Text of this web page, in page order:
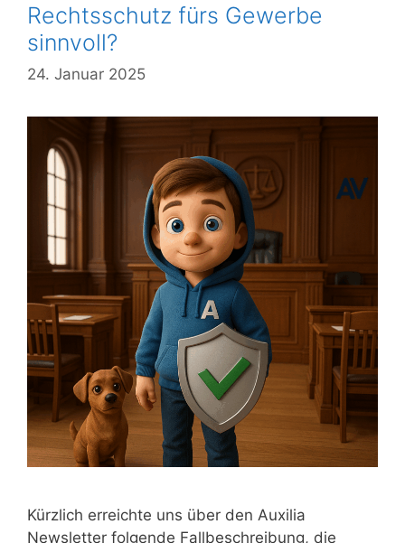
Rechtsschutz fürs Gewerbe
sinnvoll?
24. Januar 2025
Kürzlich erreichte uns über den Auxilia
Newsletter folgende Fallbeschreibung, die